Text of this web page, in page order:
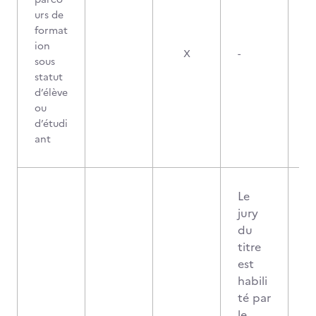
urs de
format
ion
sous
statut
d’élève
ou
d’étudi
ant
X -
Le
jury
du
titre
est
habili
té par